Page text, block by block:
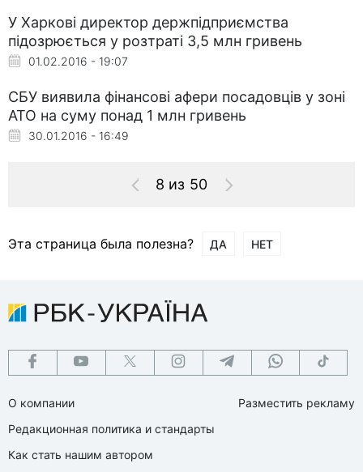
У Харкові директор держпідприємства
підозрюється у розтраті 3,5 млн гривень
01.02.2016 - 19:07
СБУ виявила фінансові афери посадовців у зоні
АТО на суму понад 1 млн гривень
30.01.2016 - 16:49
8 из 50
Эта страница была полезна? ДА НЕТ
О компании
Редакционная политика и стандарты
Как стать нашим автором
Разместить рекламу